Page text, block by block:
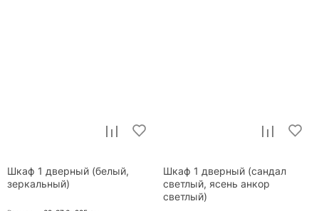
Шкаф 1 дверный (белый,
зеркальный)
Шкаф 1 дверный (сандал
светлый, ясень анкор
светлый)